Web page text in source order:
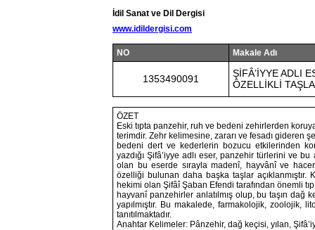
İdil Sanat ve Dil Dergisi
www.idildergisi.com
NO Makale Adı
1353490091
ŞİFÂ’İYYE ADLI
ÖZELLİKLİ
ÖZET
Eski tıpta panzehir, ruh ve bedeni zehirlerden
terimdir. Zehr kelimesine, zararı ve fesadı gideren
bedeni dert ve kederlerin bozucu etkilerinden
yazdığı Şifâ’iyye adlı eser, panzehir türlerini ve
olan bu eserde sırayla madenî, hayvânî ve
özelliği bulunan daha başka taşlar
hekimi olan Şifâî Şaban Efendi tarafından önemli
hayvanî panzehirler anlatılmış olup, bu taşın dağ
yapılmıştır. Bu makalede, farmakolojik,
tanıtılmaktadır.
Anahtar Kelimeler: Pânzehir, dağ keçisi, yılan,